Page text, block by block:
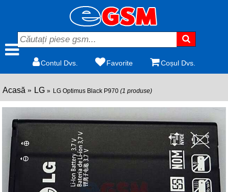
Contul Dvs. Favorite Coșul Dvs.
Acasă LG LG Optimus Black P970 (1 produse)